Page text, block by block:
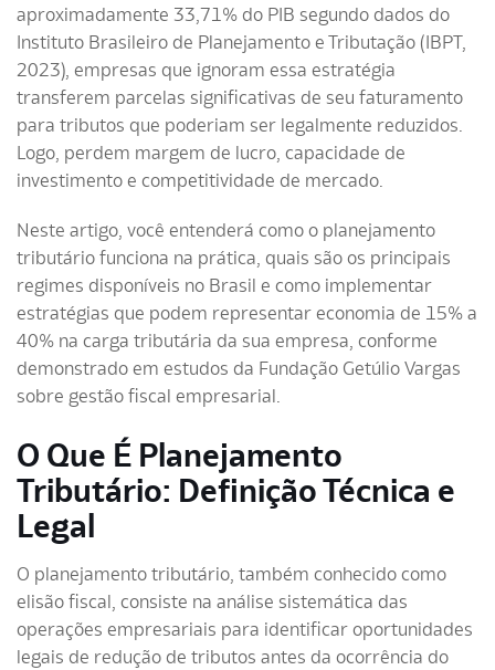
aproximadamente 33,71% do PIB segundo dados do
Instituto Brasileiro de Planejamento e Tributação (IBPT,
2023), empresas que ignoram essa estratégia
transferem parcelas significativas de seu faturamento
para tributos que poderiam ser legalmente reduzidos.
Logo, perdem margem de lucro, capacidade de
investimento e competitividade de mercado.
Neste artigo, você entenderá como o planejamento
tributário funciona na prática, quais são os principais
regimes disponíveis no Brasil e como implementar
estratégias que podem representar economia de 15% a
40% na carga tributária da sua empresa, conforme
demonstrado em estudos da Fundação Getúlio Vargas
sobre gestão fiscal empresarial.
O Que É Planejamento
Tributário: Definição Técnica e
Legal
O planejamento tributário, também conhecido como
elisão fiscal, consiste na análise sistemática das
operações empresariais para identificar oportunidades
legais de redução de tributos antes da ocorrência do